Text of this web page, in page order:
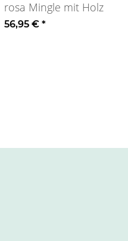
rosa Mingle mit Holz
56,95 € *